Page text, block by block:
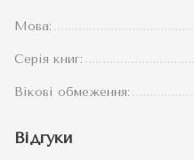
Мова:
Серія книг:
Вікові обмеження:
Відгуки